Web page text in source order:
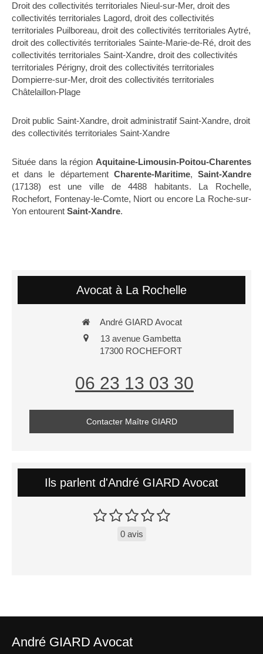
Droit des collectivités territoriales Nieul-sur-Mer, droit des
collectivités territoriales Lagord, droit des collectivités
territoriales Puilboreau, droit des collectivités territoriales Aytré,
droit des collectivités territoriales Sainte-Marie-de-Ré, droit des
collectivités territoriales Saint-Xandre, droit des collectivités
territoriales Périgny, droit des collectivités territoriales
Dompierre-sur-Mer, droit des collectivités territoriales
Châtelaillon-Plage
Droit public Saint-Xandre, droit administratif Saint-Xandre, droit
des collectivités territoriales Saint-Xandre
Située dans la région Aquitaine-Limousin-Poitou-Charentes
et dans le département Charente-Maritime,Saint-Xandre
(17138) est une ville de 4488 habitants. La Rochelle,
Rochefort, Fontenay-le-Comte, Niort ou encore La Roche-sur-
Yon entourent Saint-Xandre.
Avocat à La Rochelle
André GIARD Avocat
13 avenue Gambetta
17300 ROCHEFORT
06 23 13 03 30
Contacter Maître GIARD
Ils parlent d'André GIARD Avocat
0 avis
André GIARD Avocat